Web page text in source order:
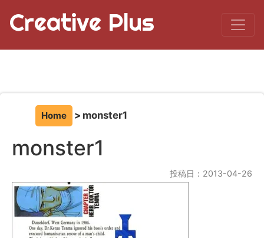
Creative Plus
Home monster1
monster1
投稿日：2013-04-26